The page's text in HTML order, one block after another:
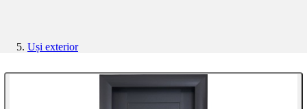
Uși exterior